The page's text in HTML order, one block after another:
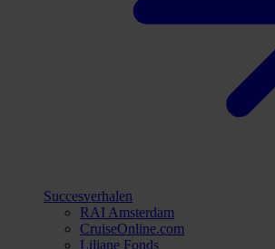
Succesverhalen
RAI Amsterdam
CruiseOnline.com
Liliane Fonds